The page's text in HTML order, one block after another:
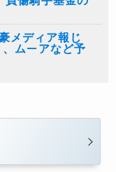
メディア報じ
ムーアなど予